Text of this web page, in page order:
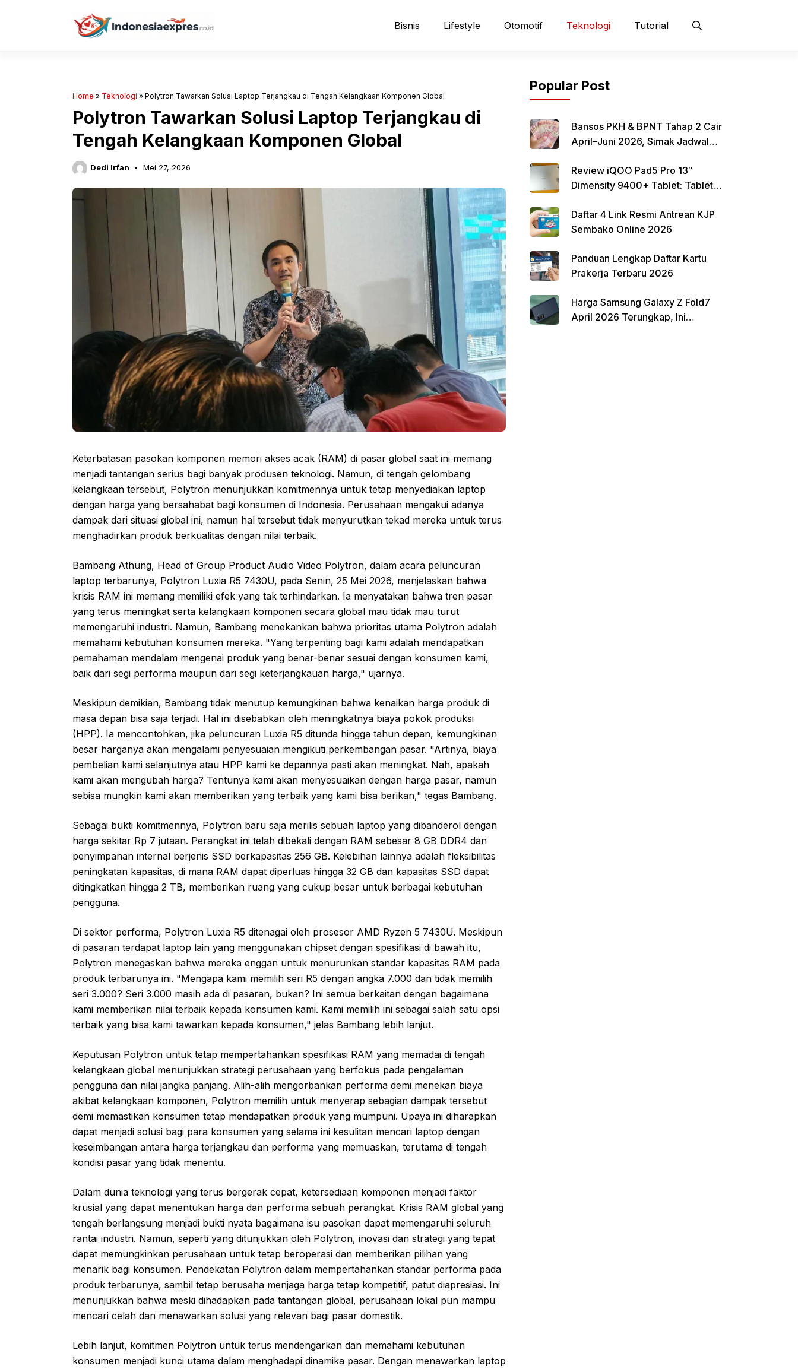
Bisnis Lifestyle Otomotif Teknologi Tutorial
Home » Teknologi » Polytron Tawarkan Solusi Laptop Terjangkau di Tengah Kelangkaan Komponen Global
Polytron Tawarkan Solusi Laptop Terjangkau di
Tengah Kelangkaan Komponen Global
Dedi Irfan Mei 27, 2026
Keterbatasan pasokan komponen memori akses acak (RAM) di pasar global saat ini memang
menjadi tantangan serius bagi banyak produsen teknologi. Namun, di tengah gelombang
kelangkaan tersebut, Polytron menunjukkan komitmennya untuk tetap menyediakan laptop
dengan harga yang bersahabat bagi konsumen di Indonesia. Perusahaan mengakui adanya
dampak dari situasi global ini, namun hal tersebut tidak menyurutkan tekad mereka untuk terus
menghadirkan produk berkualitas dengan nilai terbaik.
Bambang Athung, Head of Group Product Audio Video Polytron, dalam acara peluncuran
laptop terbarunya, Polytron Luxia R5 7430U, pada Senin, 25 Mei 2026, menjelaskan bahwa
krisis RAM ini memang memiliki efek yang tak terhindarkan. Ia menyatakan bahwa tren pasar
yang terus meningkat serta kelangkaan komponen secara global mau tidak mau turut
memengaruhi industri. Namun, Bambang menekankan bahwa prioritas utama Polytron adalah
memahami kebutuhan konsumen mereka. "Yang terpenting bagi kami adalah mendapatkan
pemahaman mendalam mengenai produk yang benar-benar sesuai dengan konsumen kami,
baik dari segi performa maupun dari segi keterjangkauan harga," ujarnya.
Meskipun demikian, Bambang tidak menutup kemungkinan bahwa kenaikan harga produk di
masa depan bisa saja terjadi. Hal ini disebabkan oleh meningkatnya biaya pokok produksi
(HPP). Ia mencontohkan, jika peluncuran Luxia R5 ditunda hingga tahun depan, kemungkinan
besar harganya akan mengalami penyesuaian mengikuti perkembangan pasar. "Artinya, biaya
pembelian kami selanjutnya atau HPP kami ke depannya pasti akan meningkat. Nah, apakah
kami akan mengubah harga? Tentunya kami akan menyesuaikan dengan harga pasar, namun
sebisa mungkin kami akan memberikan yang terbaik yang kami bisa berikan," tegas Bambang.
Sebagai bukti komitmennya, Polytron baru saja merilis sebuah laptop yang dibanderol dengan
harga sekitar Rp 7 jutaan. Perangkat ini telah dibekali dengan RAM sebesar 8 GB DDR4 dan
penyimpanan internal berjenis SSD berkapasitas 256 GB. Kelebihan lainnya adalah fleksibilitas
peningkatan kapasitas, di mana RAM dapat diperluas hingga 32 GB dan kapasitas SSD dapat
ditingkatkan hingga 2 TB, memberikan ruang yang cukup besar untuk berbagai kebutuhan
pengguna.
Di sektor performa, Polytron Luxia R5 ditenagai oleh prosesor AMD Ryzen 5 7430U. Meskipun
di pasaran terdapat laptop lain yang menggunakan chipset dengan spesifikasi di bawah itu,
Polytron menegaskan bahwa mereka enggan untuk menurunkan standar kapasitas RAM pada
produk terbarunya ini. "Mengapa kami memilih seri R5 dengan angka 7.000 dan tidak memilih
seri 3.000? Seri 3.000 masih ada di pasaran, bukan? Ini semua berkaitan dengan bagaimana
kami memberikan nilai terbaik kepada konsumen kami. Kami memilih ini sebagai salah satu opsi
terbaik yang bisa kami tawarkan kepada konsumen," jelas Bambang lebih lanjut.
Keputusan Polytron untuk tetap mempertahankan spesifikasi RAM yang memadai di tengah
kelangkaan global menunjukkan strategi perusahaan yang berfokus pada pengalaman
pengguna dan nilai jangka panjang. Alih-alih mengorbankan performa demi menekan biaya
akibat kelangkaan komponen, Polytron memilih untuk menyerap sebagian dampak tersebut
demi memastikan konsumen tetap mendapatkan produk yang mumpuni. Upaya ini diharapkan
dapat menjadi solusi bagi para konsumen yang selama ini kesulitan mencari laptop dengan
keseimbangan antara harga terjangkau dan performa yang memuaskan, terutama di tengah
kondisi pasar yang tidak menentu.
Dalam dunia teknologi yang terus bergerak cepat, ketersediaan komponen menjadi faktor
krusial yang dapat menentukan harga dan performa sebuah perangkat. Krisis RAM global yang
tengah berlangsung menjadi bukti nyata bagaimana isu pasokan dapat memengaruhi seluruh
rantai industri. Namun, seperti yang ditunjukkan oleh Polytron, inovasi dan strategi yang tepat
dapat memungkinkan perusahaan untuk tetap beroperasi dan memberikan pilihan yang
menarik bagi konsumen. Pendekatan Polytron dalam mempertahankan standar performa pada
produk terbarunya, sambil tetap berusaha menjaga harga tetap kompetitif, patut diapresiasi. Ini
menunjukkan bahwa meski dihadapkan pada tantangan global, perusahaan lokal pun mampu
mencari celah dan menawarkan solusi yang relevan bagi pasar domestik.
Lebih lanjut, komitmen Polytron untuk terus mendengarkan dan memahami kebutuhan
konsumen menjadi kunci utama dalam menghadapi dinamika pasar. Dengan menawarkan laptop
Popular Post
Bansos PKH & BPNT Tahap 2 Cair
April–Juni 2026, Simak Jadwal
Review iQOO Pad5 Pro 13″
Dimensity 9400+ Tablet: Tablet
9400+ dengan Harga Terjangkau
Daftar 4 Link Resmi Antrean KJP
Sembako Online 2026
Panduan Lengkap Daftar Kartu
Prakerja Terbaru 2026
Harga Samsung Galaxy Z Fold7
April 2026 Terungkap, Ini